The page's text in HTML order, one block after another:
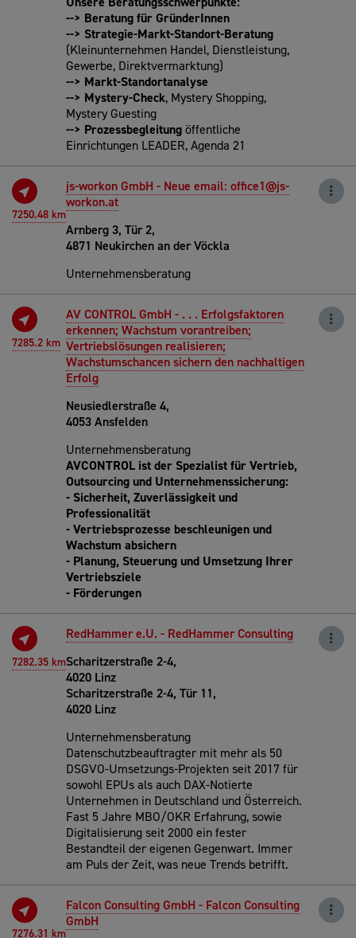
--> Beratung für GründerInnen
--> Strategie-Markt-Standort-Beratung
(Kleinunternehmen Handel, Dienstleistung,
Gewerbe, Direktvermarktung)
--> Markt-Standortanalyse
--> Mystery-Check, Mystery Shopping,
Mystery Guesting
--> Prozessbegleitungöffentliche
Einrichtungen LEADER, Agenda 21
7250.48 km
js-workon GmbH - Neue email: office1@js-
workon.at
Arnberg 3, Tür 2,
4871 Neukirchen an der Vöckla
Unternehmensberatung
7285.2 km
AV CONTROL GmbH - . . . Erfolgsfaktoren
erkennen; Wachstum vorantreiben;
Vertriebslösungen realisieren;
Wachstumschancen sichern den nachhaltigen
Erfolg
Neusiedlerstraße 4,
4053 Ansfelden
Unternehmensberatung
AVCONTROL ist der Spezialist für Vertrieb,
Outsourcing und Unternehmenssicherung:
- Sicherheit, Zuverlässigkeit und
Professionalität
- Vertriebsprozesse beschleunigen und
Wachstum absichern
- Planung, Steuerung und Umsetzung Ihrer
Vertriebsziele
- Förderungen
7282.35 km
RedHammer e.U. - RedHammer Consulting
Scharitzerstraße 2-4,
4020 Linz
Scharitzerstraße 2-4, Tür 11,
4020 Linz
Unternehmensberatung
Datenschutzbeauftragter mit mehr als 50
DSGVO-Umsetzungs-Projekten seit 2017 für
sowohl EPUs als auch DAX-Notierte
Unternehmen in Deutschland und Österreich.
Fast 5 Jahre MBO/OKR Erfahrung, sowie
Digitalisierung seit 2000 ein fester
Bestandteil der eigenen Gegenwart. Immer
am Puls der Zeit, was neue Trends betrifft.
7276.31 km
Falcon Consulting GmbH - Falcon Consulting
GmbH